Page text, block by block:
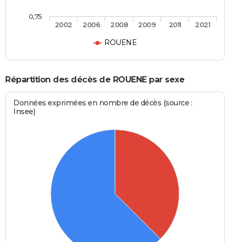
ROUENE
2002 2006 2008 2009 2011 2021
0,75
Répartition des décès de ROUENE par sexe
Données exprimées en nombre de décès (source :
Insee)